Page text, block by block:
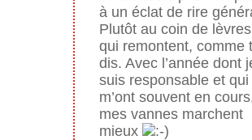
à un éclat de rire
Plutôt au coin de lèvres
qui remontent, comme
dis. Avec l’année dont
suis responsable et qui
m’ont souvent en
mes vannes marchent
mieux